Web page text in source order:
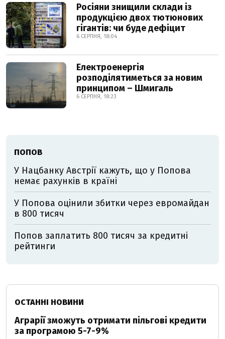
Росіяни знищили склади із
продукцією двох тютюнових
гігантів: чи буде дефіцит
6 СЕРПНЯ, 18:04
Електроенергія
розподілятиметься за новим
принципом – Шмигаль
6 СЕРПНЯ, 18:23
ПОПОВ
У Нацбанку Австрії кажуть, що у Попова
немає рахунків в країні
У Попова оцінили збитки через евромайдан
в 800 тисяч
Попов заплатить 800 тисяч за кредитні
рейтинги
ОСТАННІ НОВИНИ
Аграрії зможуть отримати пільгові кредити
за програмою 5-7-9%